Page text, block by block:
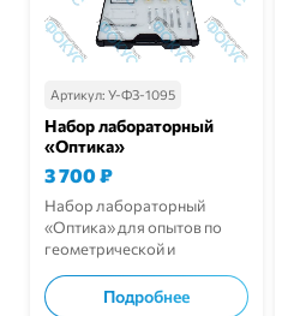
Артикул: У-ФЗ-1095
Набор лабораторный
«Оптика»
3 700₽
Набор лабораторный
«Оптика» для опытов по
геометрической и
Подробнее